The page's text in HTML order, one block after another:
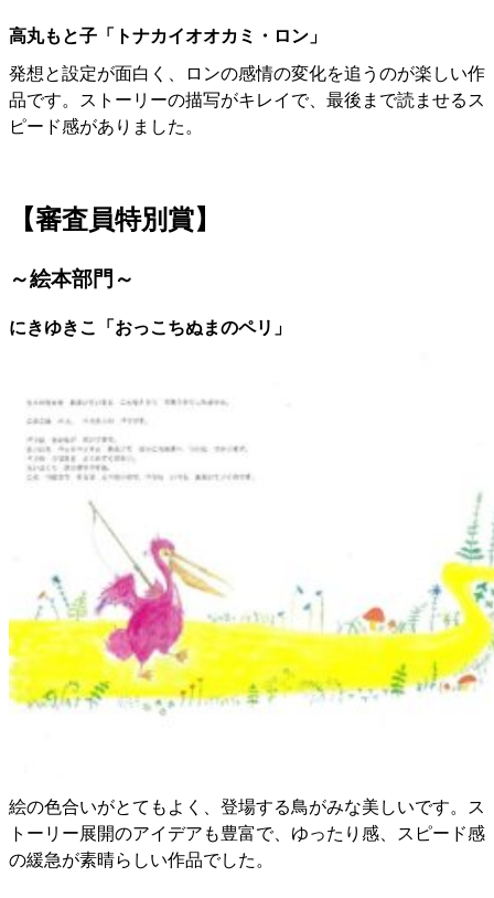
高丸もと子「トナカイオオカミ・ロン」
発想と設定が面白く、ロンの感情の変化を追うのが楽しい作
品です。
ストーリーの描写がキレイで、最後まで読ませるス
ピード感がありました。
【審査員特別賞】
～絵本部門～
にきゆきこ「おっこちぬまのペリ」
絵の色合いがとてもよく、登場する鳥がみな美しいです。
ス
トーリー展開のアイデアも豊富で、ゆったり感、スピード感
の緩急が素晴らしい作品でした。